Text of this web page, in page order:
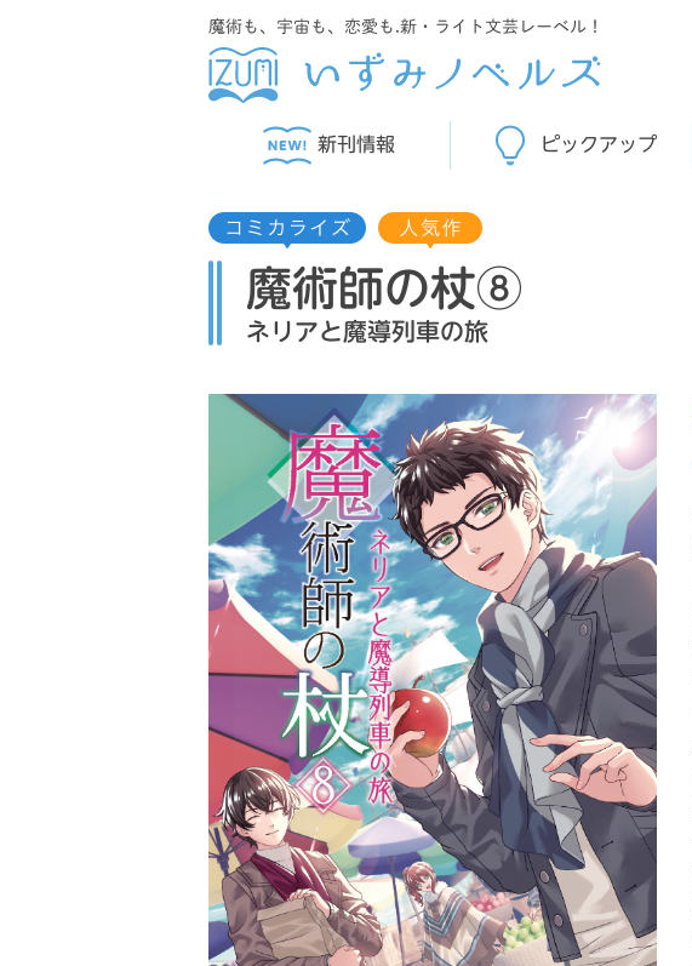
魔術も、宇宙も、恋愛も.新・ライト文芸レーベル！
新刊情報 ピックアップ
魔術師の杖⑧
ネリアと魔導列車の旅